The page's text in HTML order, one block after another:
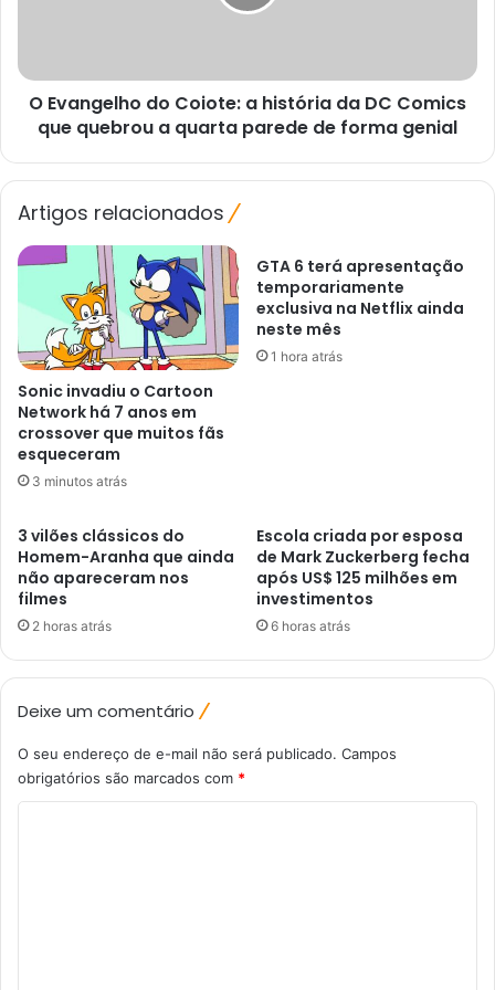
Comics
que
quebrou
de
genial
O Evangelho do Coiote: a história da DC Comics
que quebrou a quarta parede de forma genial
Artigos relacionados
Sonic invadiu o Cartoon
Network há 7 anos em
crossover que muitos fãs
esqueceram
3 minutos atrás
GTA 6 terá apresentação
temporariamente
exclusiva na Netflix ainda
neste mês
1 hora atrás
3 vilões clássicos do
Homem-Aranha que ainda
não apareceram nos
filmes
2 horas atrás
Escola criada por esposa
de Mark Zuckerberg fecha
após US$ 125 milhões em
investimentos
6 horas atrás
Deixe um comentário
O seu endereço de e-mail não será publicado. Campos
obrigatórios são marcados com *